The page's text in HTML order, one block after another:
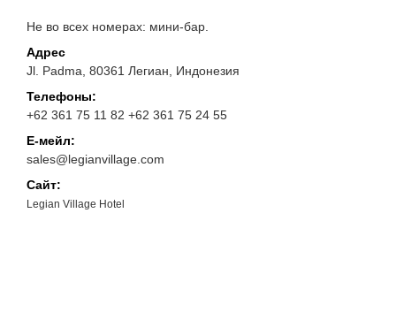
Не во всех номерах: мини-бар.
Адрес
Jl. Padma, 80361 Легиан, Индонезия
Телефоны:
+62 361 75 11 82 +62 361 75 24 55
Е-мейл:
sales@legianvillage.com
Сайт:
Legian Village Hotel